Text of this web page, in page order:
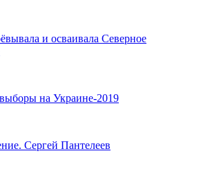
и осваивала Северное
на Украине-2019
Сергей Пантелеев